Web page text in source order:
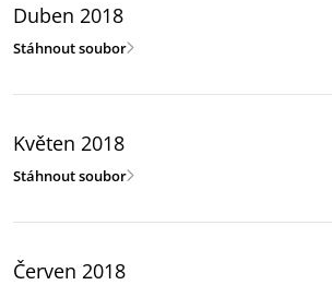
Duben 2018
Stáhnout soubor
Květen 2018
Stáhnout soubor
Červen 2018